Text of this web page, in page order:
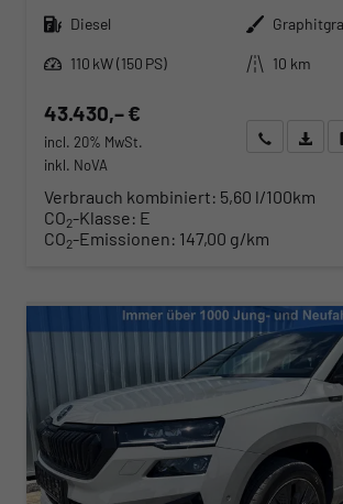
Kraftstoff Diesel Außenfarbe
Leistung
110 kW (150 PS) Kilometerstand 10 km
43.430,– €
incl. 20% MwSt.
inkl. NoVA
Wir rufen Sie
Verbrauch kombiniert: 5,60 l/100km
CO2-Klasse: E
CO2-Emissionen: 147,00 g/km